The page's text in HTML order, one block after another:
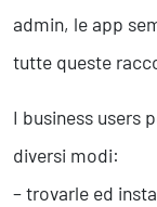
admin, le app
tutte queste
I business users
diversi modi:
– trovarle ed